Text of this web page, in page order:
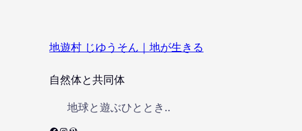
地遊村 じゆうそん｜地が生きる
自然体と共同体
地球と遊ぶひととき..